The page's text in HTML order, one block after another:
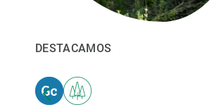
DESTACAMOS